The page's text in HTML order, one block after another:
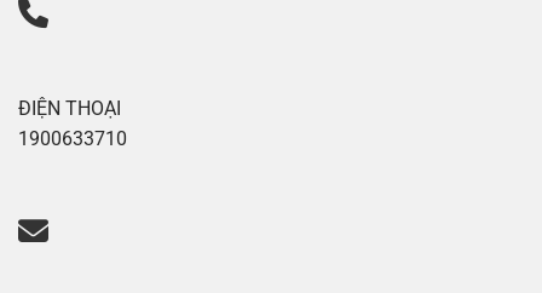
ĐIỆN THOẠI
1900633710